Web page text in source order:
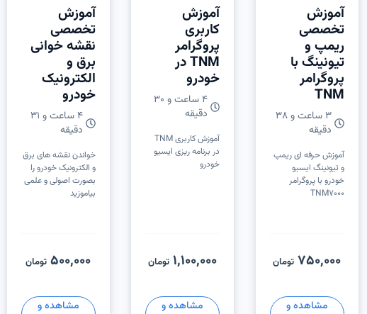
آموزش
تخصصی
ریمپ و
تیونینگ با
پروگرامر
TNM
۳ ساعت و ۳۸
دقیقه
آموزش حرفه ای ریمپ
و تیونینگ ایسیو
خودرو با پروگرامر
TNM7000
750,000 تومان
مشاهده و
آموزش
کاربری
پروگرامر
TNM در
خودرو
۴ ساعت و ۳۰
دقیقه
آموزش کاربری TNM
در برنامه ریزی ایسیو
خودرو
1,100,000 تومان
مشاهده و
آموزش
تخصصی
نقشه خوانی
برق و
الکترونیک
خودرو
۴ ساعت و ۳۱
دقیقه
خواندن نقشه های برق
و الکترونیک خودرو را
بصورت اصولی و علمی
بیاموزید
500,000 تومان
مشاهده و